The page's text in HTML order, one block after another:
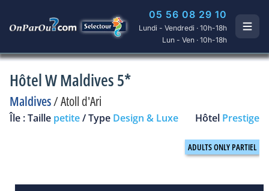
05 56 08 29 10
Lundi - Vendredi · 10h-18h
Lun - Ven · 10h-18h
Hôtel W Maldives 5*
Maldives/Atoll d'Ari
Île : Taille petite/ Type Design & Luxe Hôtel Prestige